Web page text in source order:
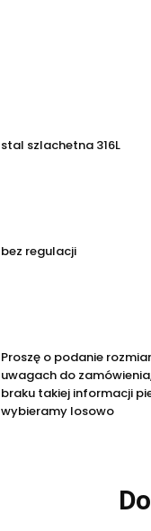
stal szlachetna 316L
bez regulacji
Proszę o podanie
uwagach do
braku takiej informacji
wybieramy losowo